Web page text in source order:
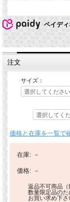
ペイデ
注文
サイズ：
価格と在庫を一覧で
在庫: －
価格: －
返品不可商品
数量限定品の
お買い求め下さ